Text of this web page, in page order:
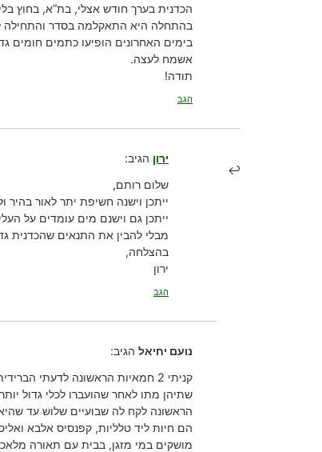
הכדנית בערך חודש אצלי, בת”א, בחוץ
בהתחלה היא התאקלמה בסדר והתחילה
בימים האחרונים הופיעו כתמים חומים
אשמח לעצה.
תודה!
הגב
ירון הגיב:
שלום רותם,
ייתכן וישנה חשיפת יתר לאור בהיר
ייתכן גם וישנם מים עומדים על
מבלי להבין את התנאים שהכדנית
בהצלחה,
ירון
הגב
נועם יחיאל הגיב:
קניתי 2 חמאיות הראשונה לדעתי הברידית עם עלים ארוכים ופריחה נון סטופ, השניה weser.
שתיהן מתו לאחר שהועברו לכלי גדול יותר הראשונה נשתלה בכבול
הראשונה לקח לה שבועיים שלוש עד
הם חיות ליד טלליות, קפנסיס אלבא
מושקים במי מזגן, בבית עם תאורה